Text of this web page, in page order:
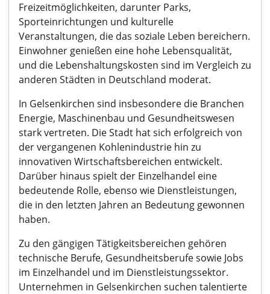
Freizeitmöglichkeiten, darunter Parks,
Sporteinrichtungen und kulturelle
Veranstaltungen, die das soziale Leben bereichern.
Einwohner genießen eine hohe Lebensqualität,
und die Lebenshaltungskosten sind im Vergleich zu
anderen Städten in Deutschland moderat.
In Gelsenkirchen sind insbesondere die Branchen
Energie, Maschinenbau und Gesundheitswesen
stark vertreten. Die Stadt hat sich erfolgreich von
der vergangenen Kohlenindustrie hin zu
innovativen Wirtschaftsbereichen entwickelt.
Darüber hinaus spielt der Einzelhandel eine
bedeutende Rolle, ebenso wie Dienstleistungen,
die in den letzten Jahren an Bedeutung gewonnen
haben.
Zu den gängigen Tätigkeitsbereichen gehören
technische Berufe, Gesundheitsberufe sowie Jobs
im Einzelhandel und im Dienstleistungssektor.
Unternehmen in Gelsenkirchen suchen talentierte